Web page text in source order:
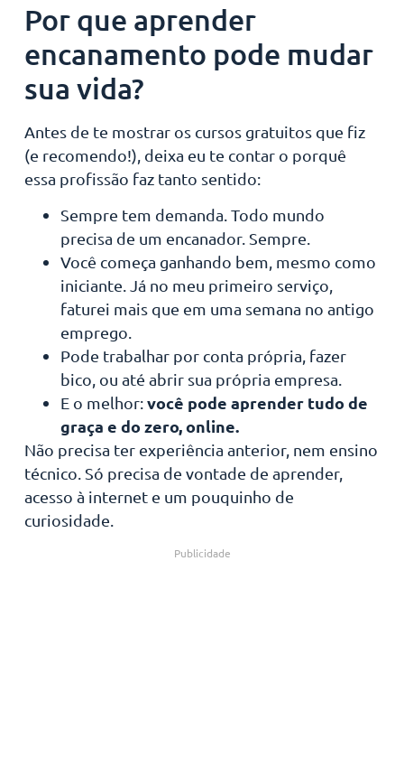
Por que aprender
encanamento pode mudar
sua vida?
Antes de te mostrar os cursos gratuitos que fiz
(e recomendo!), deixa eu te contar o porquê
essa profissão faz tanto sentido:
Sempre tem demanda. Todo mundo
precisa de um encanador. Sempre.
Você começa ganhando bem, mesmo como
iniciante. Já no meu primeiro serviço,
faturei mais que em uma semana no antigo
emprego.
Pode trabalhar por conta própria, fazer
bico, ou até abrir sua própria empresa.
E o melhor:você pode aprender tudo de
graça e do zero, online.
Não precisa ter experiência anterior, nem ensino
técnico. Só precisa de vontade de aprender,
acesso à internet e um pouquinho de
curiosidade.
Publicidade